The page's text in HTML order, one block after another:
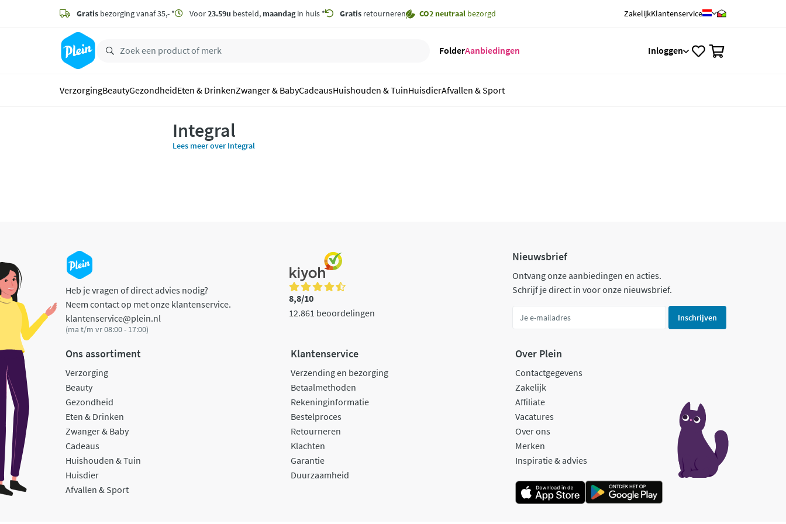
zoeken
hoofdinhoud
Gratis bezorging vanaf 35,- * Voor23.59u besteld, maandagin huis * Gratis retourneren CO2 neutraal bezorgd ZakelijkKlantenservice
FolderAanbiedingen Inloggen
VerzorgingBeautyGezondheidEten & DrinkenZwanger & BabyCadeausHuishouden & TuinHuisdierAfvallen & Sport
Integral
Lees meer over Integral
Heb je vragen of direct advies nodig?
Neem contact op met onze klantenservice.
klantenservice@plein.nl
(ma t/m vr 08:00 - 17:00)
8,8/10
12.861 beoordelingen
Nieuwsbrief
Ontvang onze aanbiedingen en acties.
Schrijf je direct in voor onze nieuwsbrief.
Inschrijven
Ons assortiment
Verzorging
Beauty
Gezondheid
Eten & Drinken
Zwanger & Baby
Cadeaus
Huishouden & Tuin
Huisdier
Afvallen & Sport
Klantenservice
Verzending en bezorging
Betaalmethoden
Rekeninginformatie
Bestelproces
Retourneren
Klachten
Garantie
Duurzaamheid
Over Plein
Contactgegevens
Zakelijk
Affiliate
Vacatures
Over ons
Merken
Inspiratie & advies